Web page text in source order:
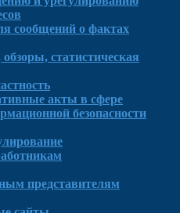
сообщений о фактах
статистическая
акты в сфере
безопасности
представителям